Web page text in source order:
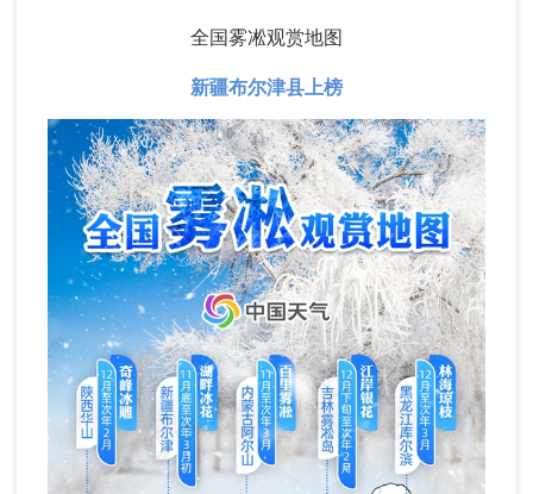
全国雾凇观赏地图
新疆布尔津县上榜